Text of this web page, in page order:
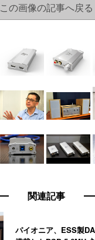
この画像の記事へ戻る
関連記事
パイオニア、ESS製